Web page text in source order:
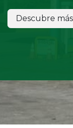
Descubre más